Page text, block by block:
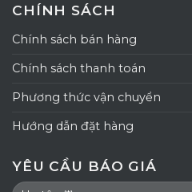
CHÍNH SÁCH
Chính sách bán hàng
Chính sách thanh toán
Phương thức vận chuyển
Hướng dẫn đặt hàng
YÊU CẦU BÁO GIÁ